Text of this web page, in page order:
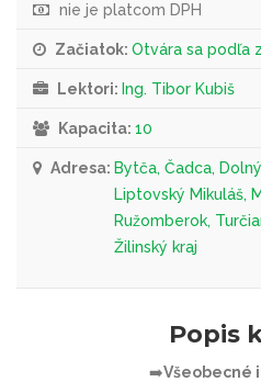
nie je platcom DPH
Začiatok: Otvára sa podľa
Lektori: Ing. Tibor Kubiš
Kapacita: 10
Adresa: Bytča, Čadca,
Liptovský Mikuláš,
Ružomberok,
Žilinský kraj
Popis
➡️Všeobecné